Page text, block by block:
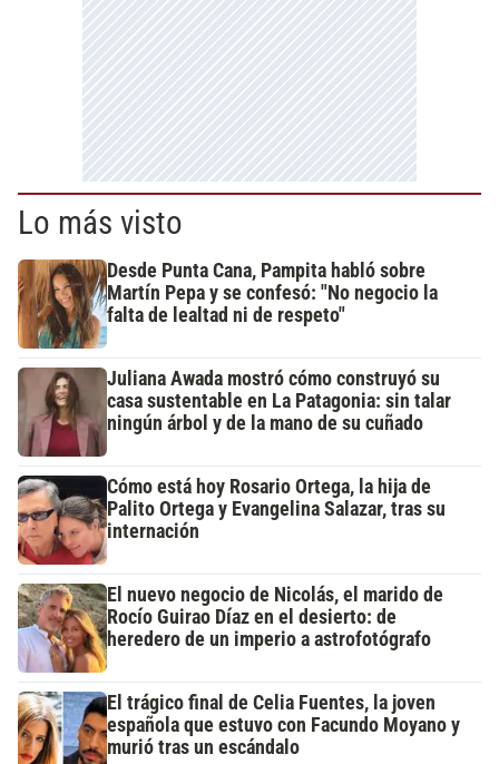
Lo más visto
Desde Punta Cana, Pampita habló sobre
Martín Pepa y se confesó: "No negocio la
falta de lealtad ni de respeto"
Juliana Awada mostró cómo construyó su
casa sustentable en La Patagonia: sin talar
ningún árbol y de la mano de su cuñado
Cómo está hoy Rosario Ortega, la hija de
Palito Ortega y Evangelina Salazar, tras su
internación
El nuevo negocio de Nicolás, el marido de
Rocío Guirao Díaz en el desierto: de
heredero de un imperio a astrofotógrafo
El trágico final de Celia Fuentes, la joven
española que estuvo con Facundo Moyano y
murió tras un escándalo